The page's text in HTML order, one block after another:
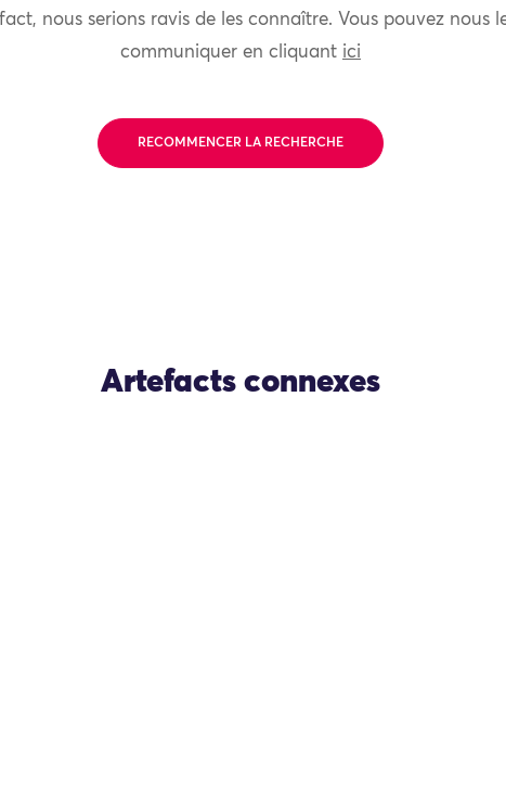
nous serions ravis de les connaître. Vous pouvez nous
communiquer en cliquant ici
RECOMMENCER LA RECHERCHE
Artefacts connexes